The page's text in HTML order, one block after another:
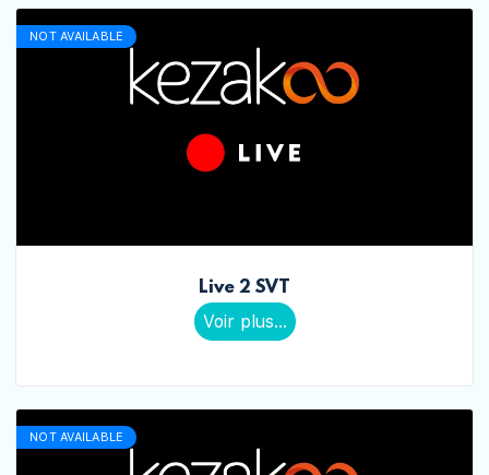
NOT AVAILABLE
Live 2 SVT
Voir plus...
NOT AVAILABLE